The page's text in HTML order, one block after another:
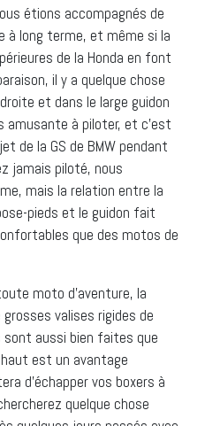
étions accompagnés de
à long terme, et même si la
de la Honda en font
il y a quelque chose
et dans le large guidon
amusante à piloter, et c’est
de la GS de BMW pendant
jamais piloté, nous
mais la relation entre la
pieds et le guidon fait
que des motos de
moto d’aventure, la
valises rigides de
aussi bien faites que
est un avantage
d’échapper vos boxers à
quelque chose